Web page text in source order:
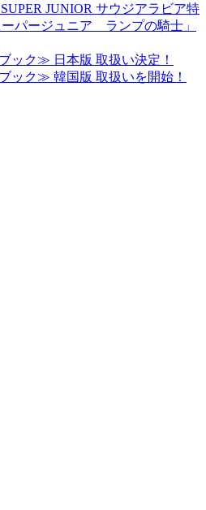
JUNIOR サウジアラビア特
パージュニア ランプの騎士」
ック≫ 日本版 取扱い決定！
ック≫ 韓国版 取扱いを開始！